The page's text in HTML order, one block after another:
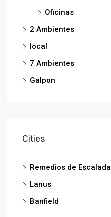
Oficinas
2 Ambientes
local
7 Ambientes
Galpon
Cities
Remedios de Escalada
Lanus
Banfield